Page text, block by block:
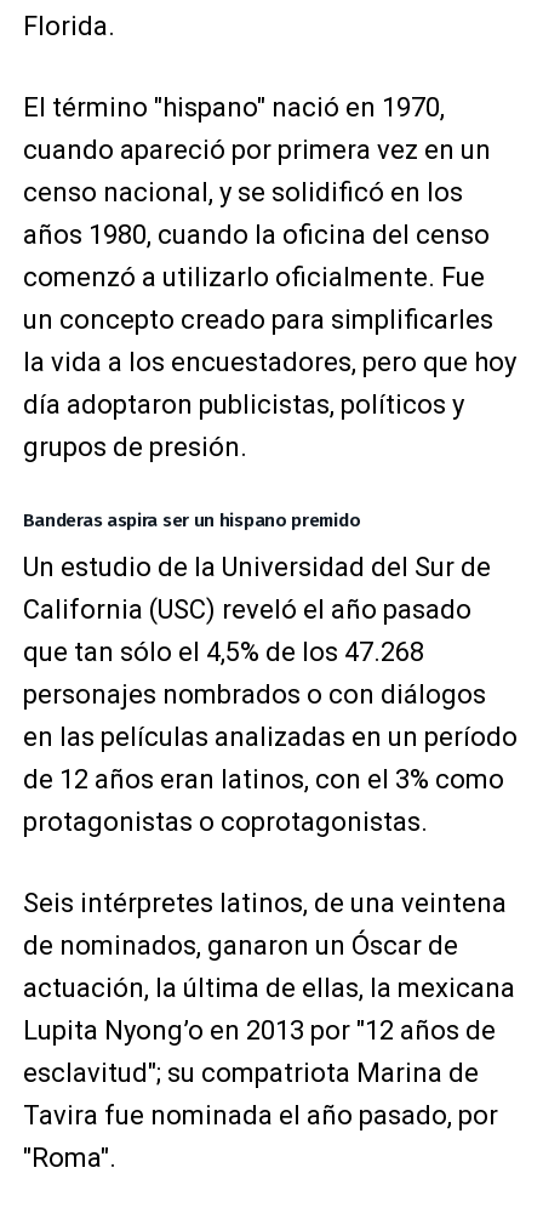
Florida.
El término "hispano" nació en 1970,
cuando apareció por primera vez en un
censo nacional, y se solidificó en los
años 1980, cuando la oficina del censo
comenzó a utilizarlo oficialmente. Fue
un concepto creado para simplificarles
la vida a los encuestadores, pero que hoy
día adoptaron publicistas, políticos y
grupos de presión.
Banderas aspira ser un hispano premido
Un estudio de la Universidad del Sur de
California (USC) reveló el año pasado
que tan sólo el 4,5% de los 47.268
personajes nombrados o con diálogos
en las películas analizadas en un período
de 12 años eran latinos, con el 3% como
protagonistas o coprotagonistas.
Seis intérpretes latinos, de una veintena
de nominados, ganaron un Óscar de
actuación, la última de ellas, la mexicana
Lupita Nyong’o en 2013 por "12 años de
esclavitud"; su compatriota Marina de
Tavira fue nominada el año pasado, por
"Roma".